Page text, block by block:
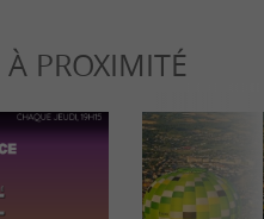
À PROXIMITÉ